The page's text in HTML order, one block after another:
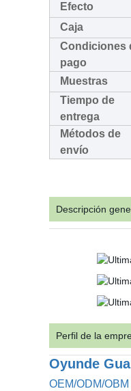
Efecto
Caja
Condiciones
pago
Muestras
Tiempo de
entrega
Métodos de
envío
Descripción
Perfil de la
Oyunde
OEM/ODM/OBM